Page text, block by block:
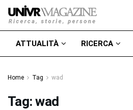
ATTUALITÀ RICERCA
Home Tag wad
Tag:wad